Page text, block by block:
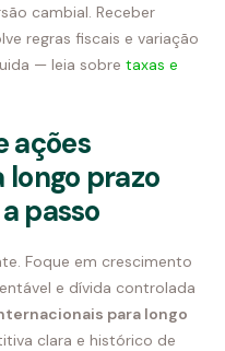
cambial. Receber
regras fiscais e variação
— leia sobre taxas e
ações
prazo
passo
Foque em crescimento
e dívida controlada
para longo
clara e histórico de